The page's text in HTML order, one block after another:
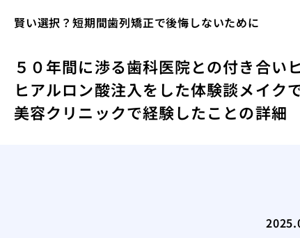
賢い選択？短期間歯列矯正で後悔しないために
５０年間に渉る歯科医院との付き合い
ヒアルロン酸注入をした体験談メイク
美容クリニックで経験したことの詳細